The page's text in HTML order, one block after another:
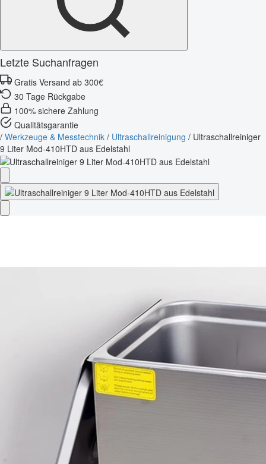
Letzte Suchanfragen
Gratis Versand ab 300€
30 Tage Rückgabe
100% sichere Zahlung
Qualitätsgarantie
/ Werkzeuge & Messtechnik / Ultraschallreinigung / Ultraschallreiniger
9 Liter Mod-410HTD aus Edelstahl